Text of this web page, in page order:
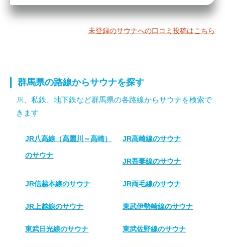
未登録のサウナへの口コミ投稿はこちら
群馬県の路線からサウナを探す
JR、私鉄、地下鉄など群馬県の各路線からサウナを検索で
きます
JR八高線（高麗川～高崎）
のサウナ
JR高崎線のサウナ
JR吾妻線のサウナ
JR信越本線のサウナ JR両毛線のサウナ
JR上越線のサウナ 東武伊勢崎線のサウナ
東武日光線のサウナ 東武佐野線のサウナ